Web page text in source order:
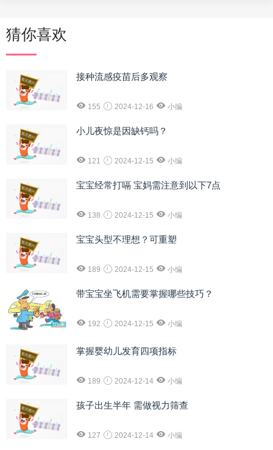
猜你喜欢
接种流感疫苗后多观察
155 2024-12-16 小编
小儿夜惊是因缺钙吗？
121 2024-12-15 小编
宝宝经常打嗝 宝妈需注意到以下7点
138 2024-12-15 小编
宝宝头型不理想？可重塑
189 2024-12-15 小编
带宝宝坐飞机需要掌握哪些技巧？
192 2024-12-15 小编
掌握婴幼儿发育四项指标
189 2024-12-14 小编
孩子出生半年 需做视力筛查
127 2024-12-14 小编